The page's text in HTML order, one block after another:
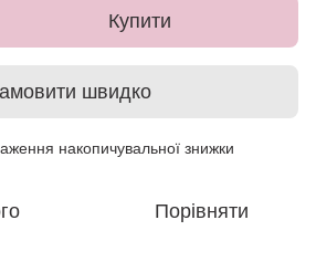
Купити
швидко
накопичувальної знижки
Порівняти